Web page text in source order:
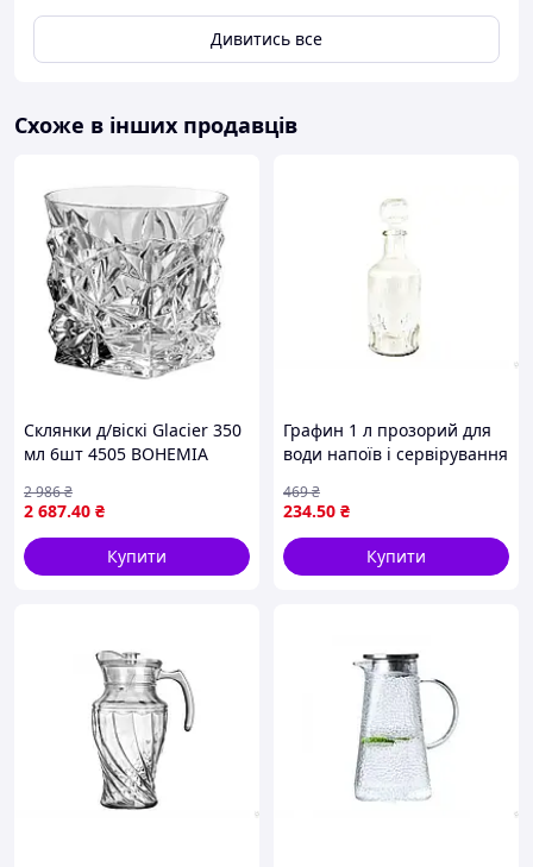
зберегти температуру готової кави та зробить смак
більш стабільним і чистим.Дивитись все
Схоже в інших продавців
Склянки д/віскі Glacier 350
мл 6шт 4505 BOHEMIA
2 687.40 ₴
2 986₴
Купити
Графин 1 л прозорий для
води напоїв і сервірування
234.50 ₴
469₴
Купити